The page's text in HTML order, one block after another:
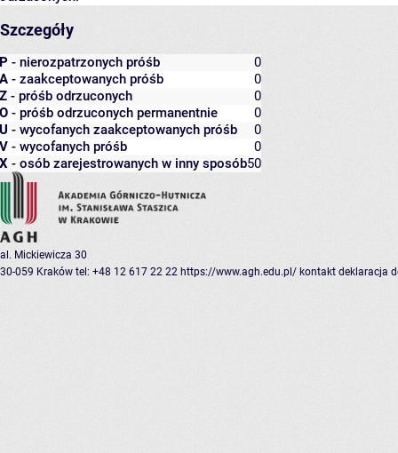
Szczegóły
P - nierozpatrzonych próśb
0
A - zaakceptowanych próśb
0
Z - próśb odrzuconych
0
O - próśb odrzuconych permanentnie
0
U - wycofanych zaakceptowanych próśb
0
V - wycofanych próśb
0
X - osób zarejestrowanych w inny sposób50
al. Mickiewicza 30
30-059 Kraków tel: +48 12 617 22 22 https://www.agh.edu.pl/ kontakt deklaracja